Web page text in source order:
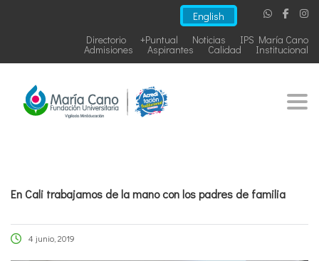
English
IPS María Cano
Noticias
+Puntual
Directorio
Institucional
Calidad
Aspirantes
Admisiones
En Cali trabajamos de la mano con los padres de familia
4 junio, 2019